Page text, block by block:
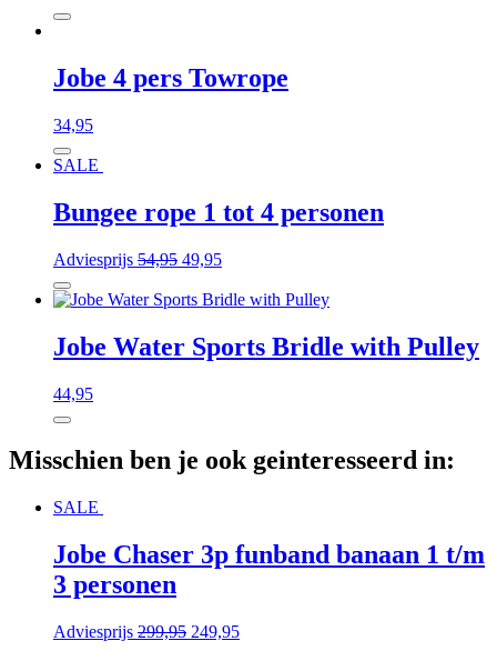
Jobe 4 pers Towrope
34,95
SALE
Bungee rope 1 tot 4 personen
Adviesprijs 54,95 49,95
Jobe Water Sports Bridle with Pulley
44,95
Misschien ben je ook geinteresseerd in:
SALE
Jobe Chaser 3p funband banaan 1 t/m
3 personen
Adviesprijs 299,95 249,95